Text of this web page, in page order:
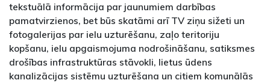
tekstuālā informācija par jaunumiem darbības
pamatvirzienos, bet būs skatāmi arī TV ziņu sižeti un
fotogalerijas par ielu uzturēšanu, zaļo teritoriju
kopšanu, ielu apgaismojuma nodrošināšanu, satiksmes
drošības infrastruktūras stāvokli, lietus ūdens
kanalizācijas sistēmu uzturēšana un citiem komunālās